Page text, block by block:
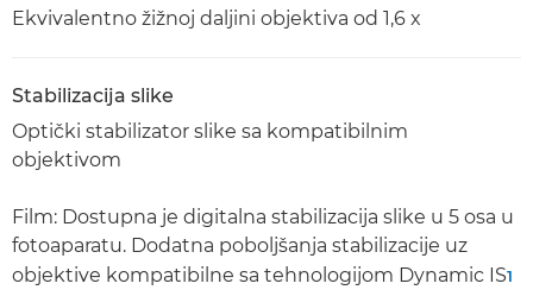
Ekvivalentno žižnoj daljini objektiva od 1,6 x
Stabilizacija slike
Optički stabilizator slike sa kompatibilnim
objektivom
Film: Dostupna je digitalna stabilizacija slike u 5 osa u
fotoaparatu. Dodatna poboljšanja stabilizacije uz
objektive kompatibilne sa tehnologijom Dynamic IS1